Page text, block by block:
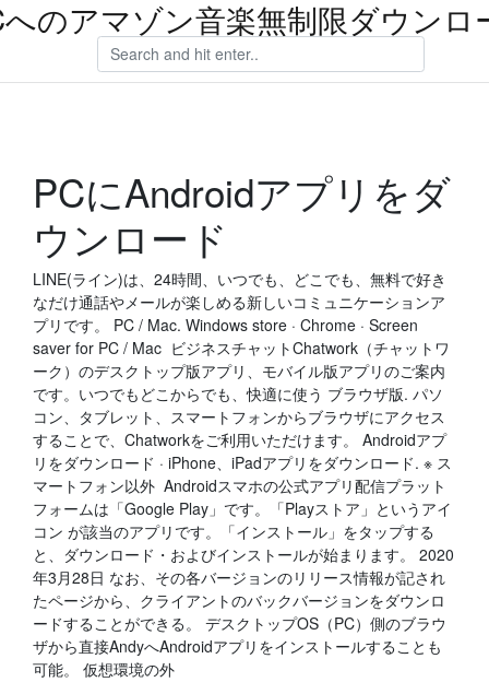
のアマゾン音楽無制限ダウンロ
PCにAndroidアプリをダ
ウンロード
LINE(ライン)は、24時間、いつでも、どこでも、無料で好き
なだけ通話やメールが楽しめる新しいコミュニケーションア
プリです。 PC / Mac. Windows store · Chrome · Screen
saver for PC / Mac ビジネスチャットChatwork（チャットワ
ーク）のデスクトップ版アプリ、モバイル版アプリのご案内
です。いつでもどこからでも、快適に使う ブラウザ版. パソ
コン、タブレット、スマートフォンからブラウザにアクセス
することで、Chatworkをご利用いただけます。 Androidアプ
リをダウンロード · iPhone、iPadアプリをダウンロード. ※ ス
マートフォン以外 Androidスマホの公式アプリ配信プラット
フォームは「Google Play」です。「Playストア」というアイ
コン が該当のアプリです。「インストール」をタップする
と、ダウンロード・およびインストールが始まります。 2020
年3月28日 なお、その各バージョンのリリース情報が記され
たページから、クライアントのバックバージョンをダウンロ
ードすることができる。 デスクトップOS（PC）側のブラウ
ザから直接AndyへAndroidアプリをインストールすることも
可能。 仮想環境の外